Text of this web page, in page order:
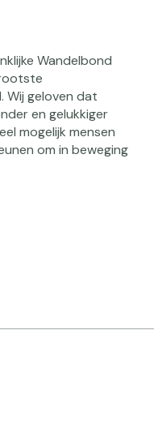
Wandelbond
Wij geloven dat
en gelukkiger
mogelijk mensen
om in beweging